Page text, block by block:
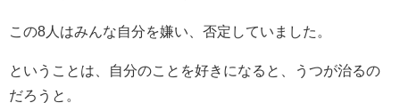
この8人はみんな自分を嫌い、否定していました。
ということは、自分のことを好きになると、うつが治るの
だろうと。